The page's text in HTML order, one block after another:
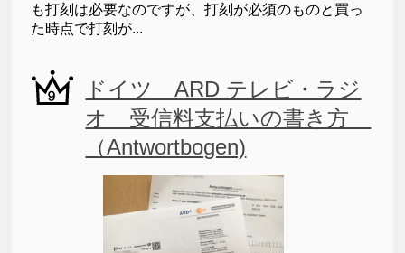
も打刻は必要なのですが、打刻が必須のものと買っ
た時点で打刻が...
ドイツ ARD テレビ・ラジ
オ 受信料支払いの書き方
（Antwortbogen)